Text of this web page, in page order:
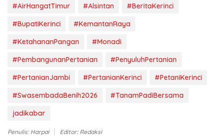
#AirHangatTimur #Alsintan
#BeritaKerinci
#BupatiKerinci
#KemantanRaya
#KetahananPangan
#Monadi
#PembangunanPertanian
#PenyuluhPertanian
#PertanianJambi
#PertanianKerinci
#PetaniKerinci
#SwasembadaBenih2026
#TanamPadiBersama
jadikabar
Penulis: Harpai Editor: Redaksi